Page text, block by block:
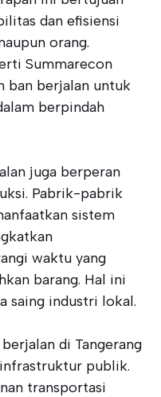
dan efisiensi
orang.
Summarecon
ban berjalan untuk
berpindah
juga berperan
Pabrik-pabrik
sistem
waktu yang
barang. Hal ini
saing industri lokal.
di Tangerang
publik.
transportasi